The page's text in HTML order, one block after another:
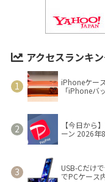
アクセスランキ
iPhoneケー
「iPhoneバ
【今日から
ーン 2026年
USB-Cだけ
でPCケース